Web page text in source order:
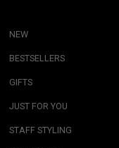
NEW
BESTSELLERS
GIFTS
JUST FOR YOU
STAFF STYLING